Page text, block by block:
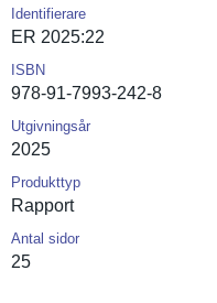
Identifierare
ER 2025:22
ISBN
978-91-7993-242-8
Utgivningsår
2025
Produkttyp
Rapport
Antal sidor
25